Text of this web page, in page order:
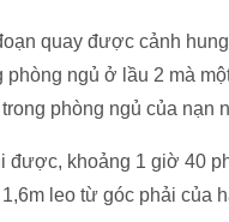
quay được cảnh
ngủ ở lầu 2 mà
phòng ngủ của nạn
khoảng 1 giờ 40
leo từ góc phải của